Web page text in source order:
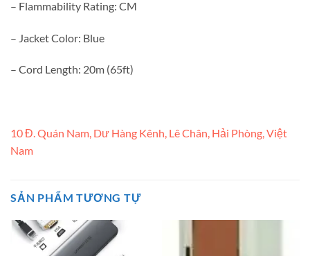
– Flammability Rating: CM
– Jacket Color: Blue
– Cord Length: 20m (65ft)
10 Đ. Quán Nam, Dư Hàng Kênh, Lê Chân, Hải Phòng, Việt
Nam
SẢN PHẨM TƯƠNG TỰ